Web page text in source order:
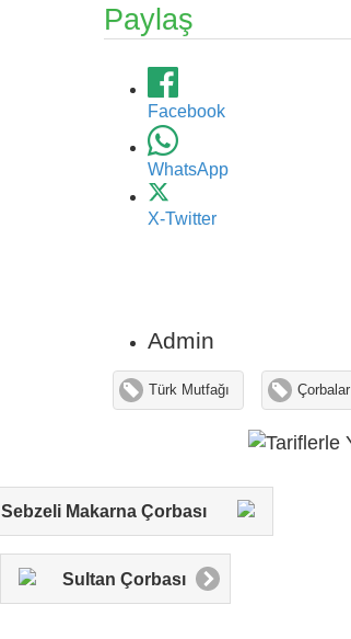
Paylaş
Facebook
WhatsApp
X-Twitter
Admin
2.019 Okunma
13-11-2009
Türk Mutfağı Çorbalar
Sebzeli Makarna Çorbası
Sultan Çorbası